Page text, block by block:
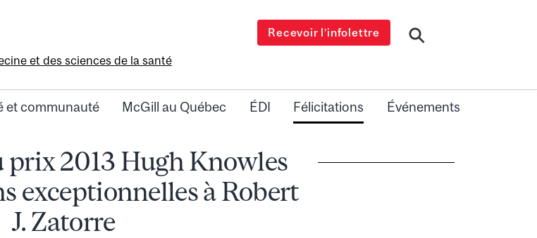
et des sciences de la santé
Recevoir l’infolettre
et communauté McGill au Québec ÉDI Félicitations Événements
2013 Hugh Knowles
exceptionnelles à Robert
J. Zatorre